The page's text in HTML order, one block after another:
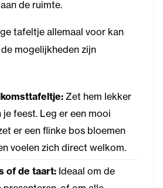
de ruimte.
tafeltje allemaal voor kan
mogelijkheden zijn
Zet hem lekker
je feest. Leg er een mooi
er een flinke bos bloemen
voelen zich direct welkom.
of de taart: Ideaal om de